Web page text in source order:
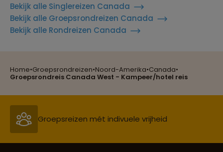
Home•Groepsrondreizen•Noord-Amerika•Canada•
Groepsrondreis Canada West - Kampeer/hotel reis
Bekijk alle Singlereizen Canada
Bekijk alle Groepsrondreizen Canada
Bekijk alle Rondreizen Canada
Reizen met oog voor mens, cultuur en milieu
Groepsreizen mét indivuele vrijheid